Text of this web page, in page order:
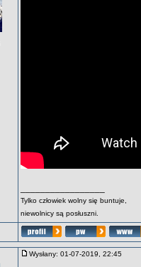
Tylko człowiek wolny się buntuje,
niewolnicy są posłuszni.
Wysłany: 01-07-2019, 22:45